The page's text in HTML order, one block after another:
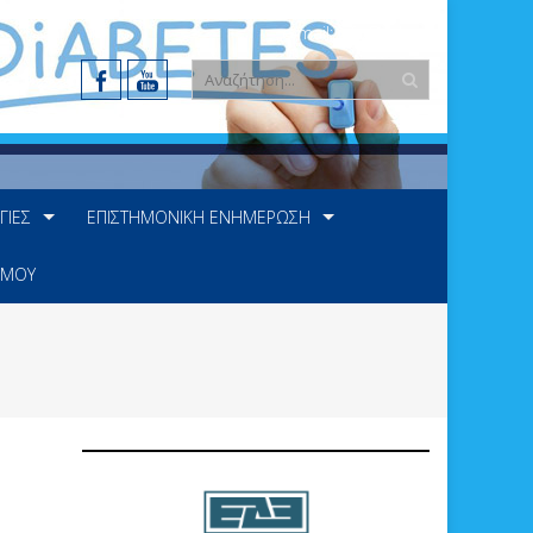
e-mail: info@ede.gr
ΕΠΙΣΤΗΜΟΝΙΚΉ ΕΝΗΜΈΡΩΣΗ
ΜΟΥ